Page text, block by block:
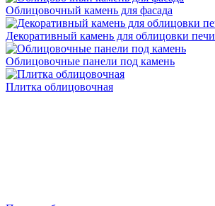
Облицовочный камень для фасада
Декоративный камень для облицовки печи
Облицовочные панели под камень
Плитка облицовочная